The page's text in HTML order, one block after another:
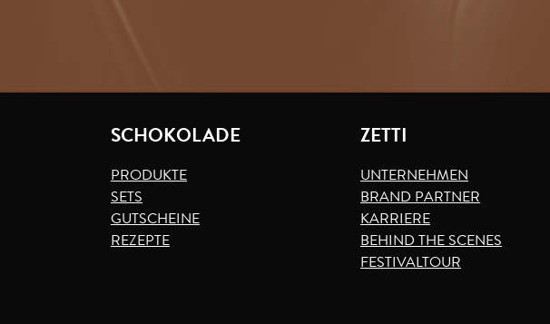
SCHOKOLADE
PRODUKTE
SETS
GUTSCHEINE
REZEPTE
ZETTI
UNTERNEHMEN
BRAND PARTNER
KARRIERE
BEHIND THE SCENES
FESTIVALTOUR